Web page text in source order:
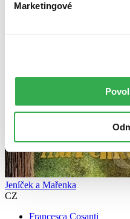
Marketingové
Jeníček a Mařenka
CZ
Francesca Cosanti